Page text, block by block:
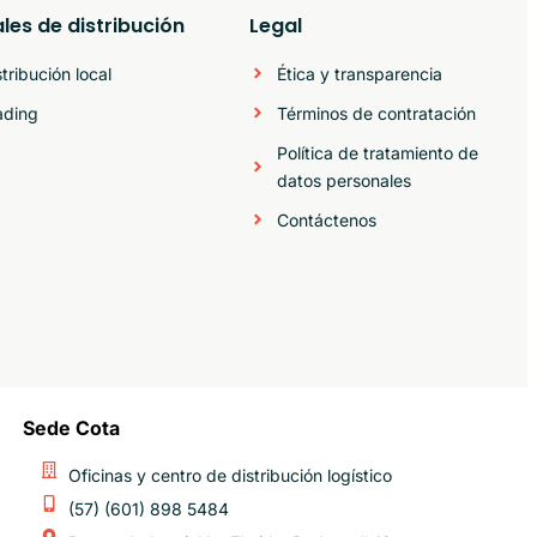
de distribución
local
Legal
Ética y transparencia
Términos de contratación
Política de tratamiento de
datos personales
Contáctenos
Sede Cota
Oficinas y centro de distribución logístico​
(57) (601) 898 5484